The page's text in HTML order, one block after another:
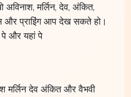
मर्लिन, देव, अंकित,
प्राइिंग आप देख सकते हो।
और यहां पे
देव अंकित और वैभवी